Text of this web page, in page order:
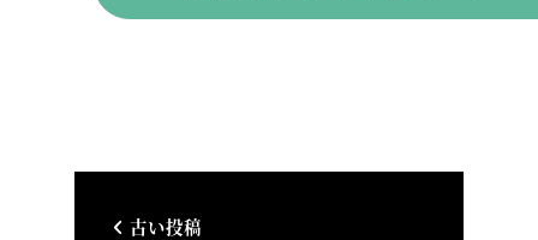
古い投稿